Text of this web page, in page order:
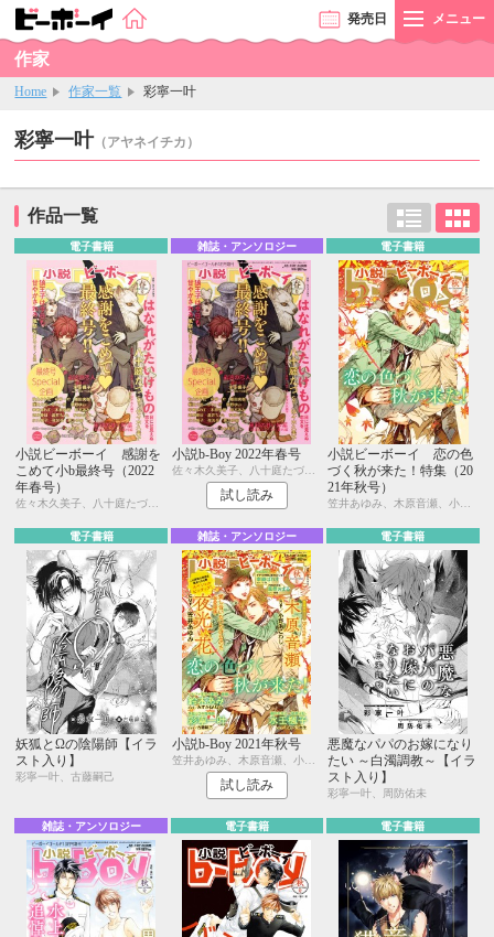
発売日 メニュー
作家
Home 作家一覧 彩寧一叶
彩寧一叶（アヤネイチカ）
作品一覧
電子書籍
小説ビーボーイ 感謝を
こめて小b最終号（2022
年春号）
雑誌・アンソロジー
小説b-Boy 2022年春号
佐々木久美子、八十庭たづ、水壬楓子、しおべり由生、北ミチノ、二駒レイム、秋山みち花、彩寧一叶、飯田実樹、榎田尤利、かわい恋、櫛野ゆい、幸崎ぱれす、木原音瀬、鈴木あみ、遠野春日、温井ちょも、松梶もとや、夜光 花、夢乃咲実、風祭おまる、月輝
試し読み
電子書籍
小説ビーボーイ 恋の色
づく秋が来た！特集（20
21年秋号）
笠井あゆみ、木原音瀬、小野浜こわし、夜光 花、彩寧一叶、古藤嗣己、鈴木あみ、みずかねりょう、幸崎ぱれす、Ciel、水壬楓子、しおべり由生、風祭おまる、剣 解
電子書籍
妖狐とΩの陰陽師【イラ
スト入り】
彩寧一叶、古藤嗣己
雑誌・アンソロジー
小説b-Boy 2021年秋号
笠井あゆみ、木原音瀬、小野浜こわし、夜光 花、彩寧一叶、古藤嗣己、鈴木あみ、みずかねりょう、幸崎ぱれす、Ciel、水壬楓子、しおべり由生、風祭おまる、剣 解
試し読み
電子書籍
悪魔なパパのお嫁になり
たい ～白濁調教～【イラ
スト入り】
彩寧一叶、周防佑未
雑誌・アンソロジー 電子書籍 電子書籍